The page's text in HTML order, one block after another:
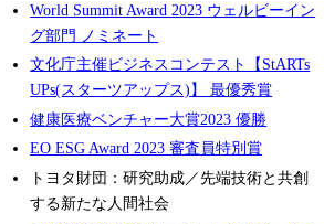
World Summit Award 2023 ウェルビーイン
グ部門 ノミネート
文化庁主催ビジネスコンテスト【StARTs
UPs(スターツアップス)】 最優秀賞
健康医療ベンチャー大賞2023 優勝
EO ESG Award 2023 審査員特別賞
トヨタ財団：研究助成／先端技術と共創
する新たな人間社会